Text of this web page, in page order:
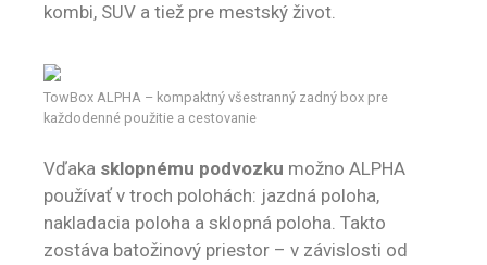
kombi, SUV a tiež pre mestský život.
TowBox ALPHA – kompaktný všestranný zadný box pre
každodenné použitie a cestovanie
Vďaka sklopnému podvozku možno ALPHA
používať v troch polohách: jazdná poloha,
nakladacia poloha a sklopná poloha. Takto
zostáva batožinový priestor – v závislosti od